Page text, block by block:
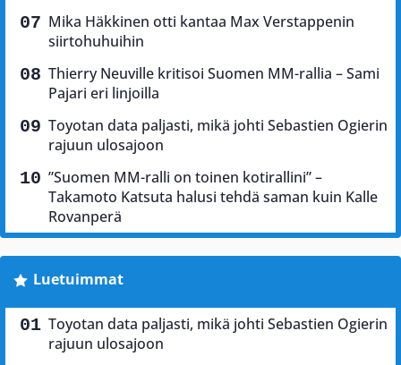
Mika Häkkinen otti kantaa Max Verstappenin
siirtohuhuihin
Thierry Neuville kritisoi Suomen MM-rallia – Sami
Pajari eri linjoilla
Toyotan data paljasti, mikä johti Sebastien Ogierin
rajuun ulosajoon
”Suomen MM-ralli on toinen kotirallini” –
Takamoto Katsuta halusi tehdä saman kuin Kalle
Rovanperä
Luetuimmat
Toyotan data paljasti, mikä johti Sebastien Ogierin
rajuun ulosajoon